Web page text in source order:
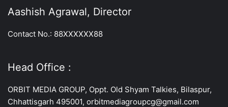
Aashish Agrawal, Director
Contact No.: 88XXXXXX88
Head Office :
ORBIT MEDIA GROUP, Oppt. Old Shyam Talkies, Bilaspur,
Chhattisgarh 495001, orbitmediagroupcg@gmail.com